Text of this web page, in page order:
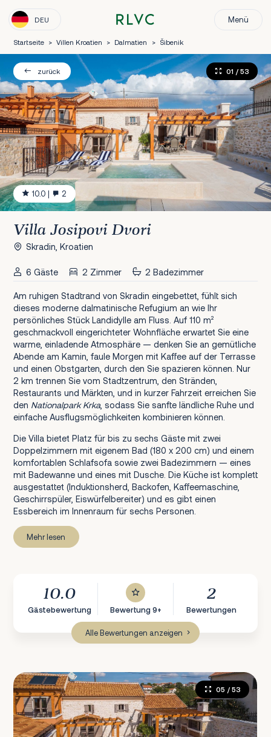
DEU Menü
Startseite > Villen Kroatien > Dalmatien > Šibenik
zurück
10.0 | 2
01 / 53
Villa Josipovi Dvori
Skradin, Kroatien
6 Gäste 2 Zimmer 2 Badezimmer
Am ruhigen Stadtrand von Skradin eingebettet, fühlt sich
dieses moderne dalmatinische Refugium an wie Ihr
persönliches Stück Landidylle am Fluss. Auf 110 m²
geschmackvoll eingerichteter Wohnfläche erwartet Sie eine
warme, einladende Atmosphäre — denken Sie an gemütliche
Abende am Kamin, faule Morgen mit Kaffee auf der Terrasse
und einen Obstgarten, durch den Sie spazieren können. Nur
2 km trennen Sie vom Stadtzentrum, den Stränden,
Restaurants und Märkten, und in kurzer Fahrzeit erreichen Sie
den Nationalpark Krka, sodass Sie sanfte ländliche Ruhe und
einfache Ausflugsmöglichkeiten kombinieren können.
Die Villa bietet Platz für bis zu sechs Gäste mit zwei
Doppelzimmern mit eigenem Bad (180 x 200 cm) und einem
komfortablen Schlafsofa sowie zwei Badezimmern — eines
mit Badewanne und eines mit Dusche. Die Küche ist komplett
ausgestattet (Induktionsherd, Backofen, Kaffeemaschine,
Geschirrspüler, Eiswürfelbereiter) und es gibt einen
Essbereich im Innenraum für sechs Personen.
Mehr lesen
10.0
Gästebewertung Bewertung 9+
2
Bewertungen
Alle Bewertungen anzeigen
05 / 53